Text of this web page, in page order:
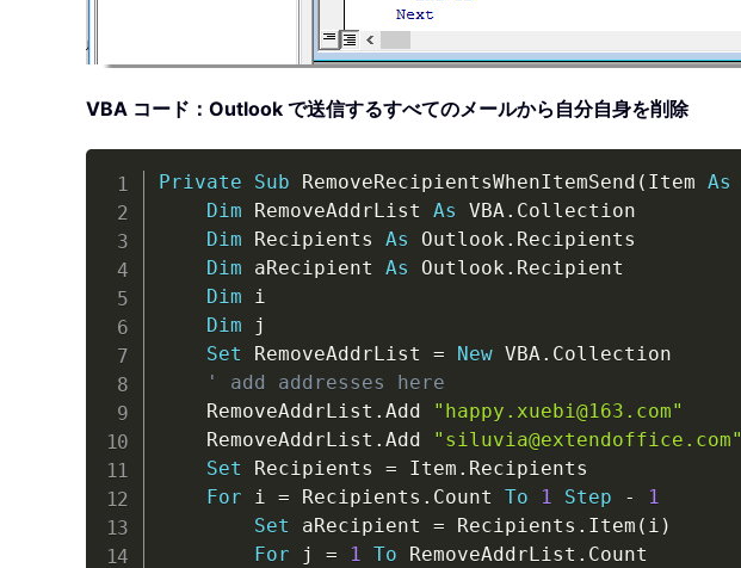
VBA コード：Outlook で送信するすべてのメールから自分自身を削除
Private Sub RemoveRecipientsWhenItemSend ( Item As
Dim RemoveAddrList As VBA. Collection
Dim Recipients As Outlook . Recipients
Dim aRecipient As Outlook . Recipient
Dim i
Dim j
Set RemoveAddrList = New VBA. Collection
' add addresses here
	RemoveAddrList
. Add
"happy.xuebi@163.com"
	RemoveAddrList
. Add
"siluvia@extendoffice.com"
Set Recipients = Item . Recipients
For i = Recipients . Count To 1 Step -
1
Set aRecipient = Recipients . Item ( i )
For j = 1 To RemoveAddrList . Count